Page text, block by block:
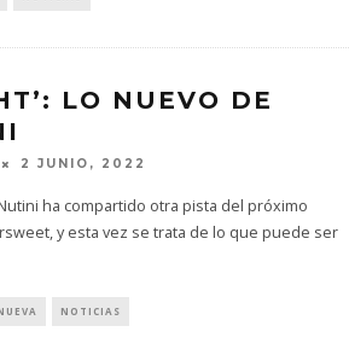
LO NUEVO DE
2 JUNIO, 2022
ha compartido otra pista del próximo
y esta vez se trata de lo que puede ser
NOTICIAS